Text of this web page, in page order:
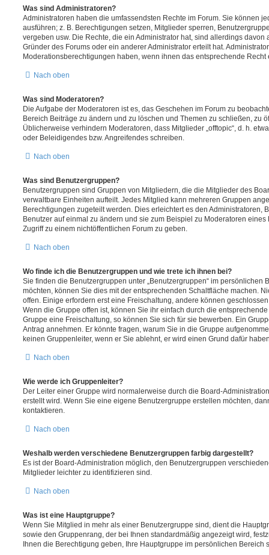
Was sind Administratoren?
Administratoren haben die umfassendsten Rechte im Forum. Sie können
ausführen; z. B. Berechtigungen setzen, Mitglieder sperren,
vergeben usw. Die Rechte, die ein Administrator hat, sind allerdings
Gründer des Forums oder ein anderer Administrator erteilt hat.
Moderationsberechtigungen haben, wenn ihnen das entsprechende Recht
Nach oben
Was sind Moderatoren?
Die Aufgabe der Moderatoren ist es, das Geschehen im Forum zu
Bereich Beiträge zu ändern und zu löschen und Themen zu schließen, zu
Üblicherweise verhindern Moderatoren, dass Mitglieder „offtopic“, d. h.
oder Beleidigendes bzw. Angreifendes schreiben.
Nach oben
Was sind Benutzergruppen?
Benutzergruppen sind Gruppen von Mitgliedern, die die Mitglieder des
verwaltbare Einheiten aufteilt. Jedes Mitglied kann mehreren Gruppen
Berechtigungen zugeteilt werden. Dies erleichtert es den Administratoren,
Benutzer auf einmal zu ändern und sie zum Beispiel zu Moderatoren
Zugriff zu einem nichtöffentlichen Forum zu geben.
Nach oben
Wo finde ich die Benutzergruppen und wie trete ich ihnen bei?
Sie finden die Benutzergruppen unter „Benutzergruppen“ im persönlichen
möchten, können Sie dies mit der entsprechenden Schaltfläche machen.
offen. Einige erfordern erst eine Freischaltung, andere können
Wenn die Gruppe offen ist, können Sie ihr einfach durch die
Gruppe eine Freischaltung, so können Sie sich für sie bewerben. Ein
Antrag annehmen. Er könnte fragen, warum Sie in die Gruppe
keinen Gruppenleiter, wenn er Sie ablehnt, er wird einen Grund dafür
Nach oben
Wie werde ich Gruppenleiter?
Der Leiter einer Gruppe wird normalerweise durch die Board-
erstellt wird. Wenn Sie eine eigene Benutzergruppe erstellen möchten,
kontaktieren.
Nach oben
Weshalb werden verschiedene Benutzergruppen farbig dargestellt?
Es ist der Board-Administration möglich, den Benutzergruppen
Mitglieder leichter zu identifizieren sind.
Nach oben
Was ist eine Hauptgruppe?
Wenn Sie Mitglied in mehr als einer Benutzergruppe sind, dient die
sowie den Gruppenrang, der bei Ihnen standardmäßig angezeigt wird,
Ihnen die Berechtigung geben, Ihre Hauptgruppe im persönlichen Bereich